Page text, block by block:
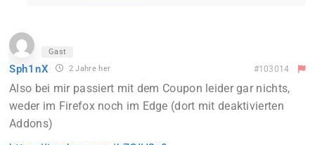
Gast
Sph1nX 2 Jahre her #103014
Also bei mir passiert mit dem Coupon leider gar nichts,
weder im Firefox noch im Edge (dort mit deaktivierten
Addons)